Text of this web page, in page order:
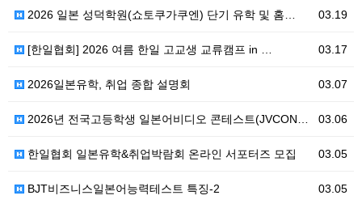
03.19
2026 일본 성덕학원(쇼토쿠가쿠엔) 단기 유학 및 홈…
03.17
[한일협회] 2026 여름 한일 고교생 교류캠프 in …
03.07
2026일본유학, 취업 종합 설명회
03.06
2026년 전국고등학생 일본어비디오 콘테스트(JVCON…
03.05
한일협회 일본유학&취업박람회 온라인 서포터즈 모집
03.05
BJT비즈니스일본어능력테스트 특징-2